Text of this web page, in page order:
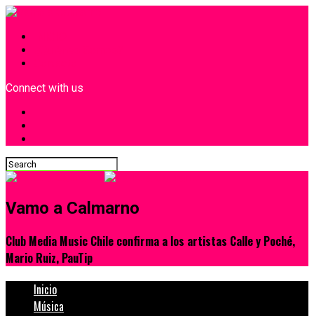
Connect with us
Vamo a Calmarno
Club Media Music Chile confirma a los artistas Calle y Poché,
Mario Ruiz, PauTip
Inicio
Música